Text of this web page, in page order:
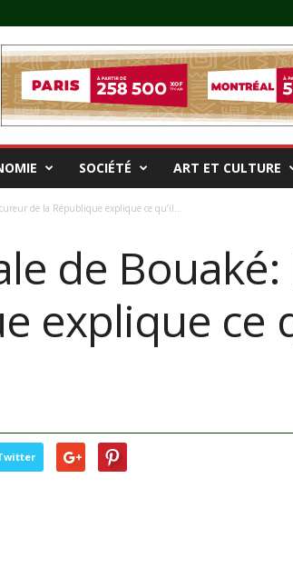
SOCIÉTÉ ART ET CULTURE
de la République explique ce qu’il...
de
explique ce